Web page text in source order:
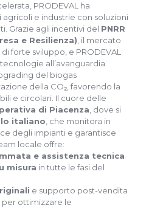
PRODEVAL ha
e industrie con soluzioni
Grazie agli incentivi del PNRR
e Resilienza), il mercato
forte sviluppo, e PRODEVAL
all’avanguardia
del biogas
della CO₂, favorendo la
e circolari. Il cuore delle
di Piacenza, dove si
italiano, che monitora in
degli impianti e garantisce
locale offre:
e assistenza tecnica
misura in tutte le fasi del
e supporto post-vendita
per ottimizzare le